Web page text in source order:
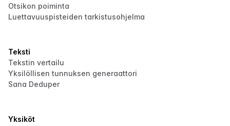
Otsikon poiminta
Luettavuuspisteiden tarkistusohjelma
Teksti
Tekstin vertailu
Yksilöllisen tunnuksen generaattori
Sana Deduper
Yksiköt